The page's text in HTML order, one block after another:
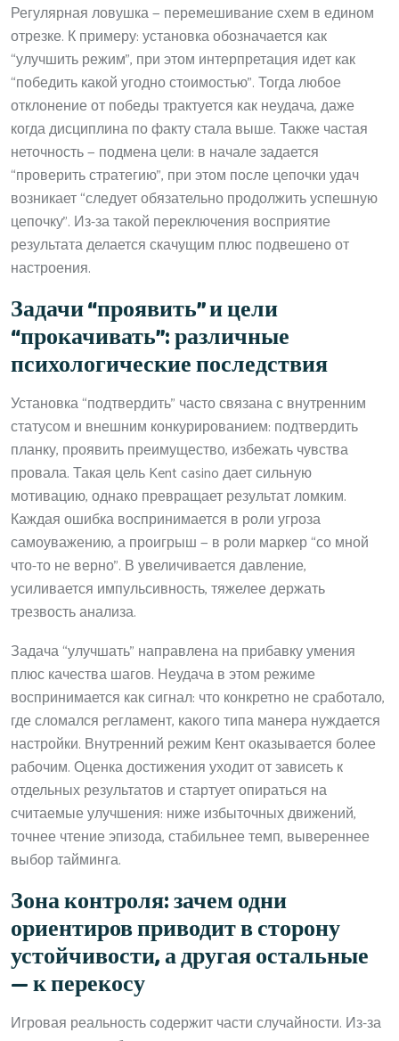
Регулярная ловушка — перемешивание схем в едином
отрезке. К примеру: установка обозначается как
“улучшить режим”, при этом интерпретация идет как
“победить какой угодно стоимостью”. Тогда любое
отклонение от победы трактуется как неудача, даже
когда дисциплина по факту стала выше. Также частая
неточность — подмена цели: в начале задается
“проверить стратегию”, при этом после цепочки удач
возникает “следует обязательно продолжить успешную
цепочку”. Из-за такой переключения восприятие
результата делается скачущим плюс подвешено от
настроения.
Задачи “проявить” и цели
“прокачивать”: различные
психологические последствия
Установка “подтвердить” часто связана с внутренним
статусом и внешним конкурированием: подтвердить
планку, проявить преимущество, избежать чувства
провала. Такая цель Kent casino дает сильную
мотивацию, однако превращает результат ломким.
Каждая ошибка воспринимается в роли угроза
самоуважению, а проигрыш — в роли маркер “со мной
что-то не верно”. В увеличивается давление,
усиливается импульсивность, тяжелее держать
трезвость анализа.
Задача “улучшать” направлена на прибавку умения
плюс качества шагов. Неудача в этом режиме
воспринимается как сигнал: что конкретно не сработало,
где сломался регламент, какого типа манера нуждается
настройки. Внутренний режим Кент оказывается более
рабочим. Оценка достижения уходит от зависеть к
отдельных результатов и стартует опираться на
считаемые улучшения: ниже избыточных движений,
точнее чтение эпизода, стабильнее темп, вывереннее
выбор тайминга.
Зона контроля: зачем одни
ориентиров приводит в сторону
устойчивости, а другая остальные
— к перекосу
Игровая реальность содержит части случайности. Из-за